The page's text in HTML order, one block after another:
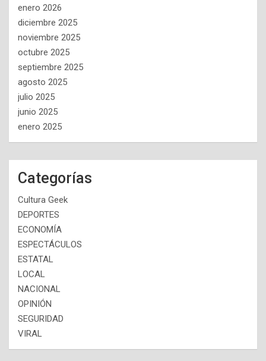
enero 2026
diciembre 2025
noviembre 2025
octubre 2025
septiembre 2025
agosto 2025
julio 2025
junio 2025
enero 2025
Categorías
Cultura Geek
DEPORTES
ECONOMÍA
ESPECTÁCULOS
ESTATAL
LOCAL
NACIONAL
OPINIÓN
SEGURIDAD
VIRAL